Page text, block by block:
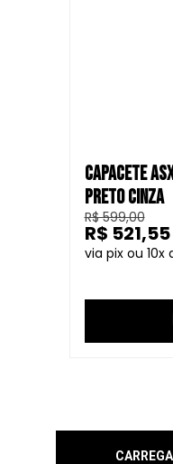
CAPACETE
PRETO CINZA
R$ 599,00
10
R$ 521,55